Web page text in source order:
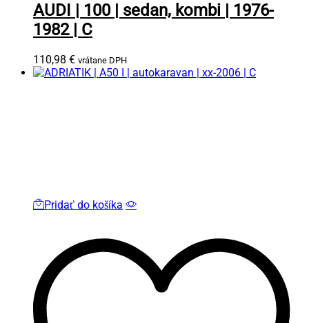
AUDI | 100 | sedan, kombi | 1976-
1982 | C
110,98 € vrátane DPH
Pridať do košíka